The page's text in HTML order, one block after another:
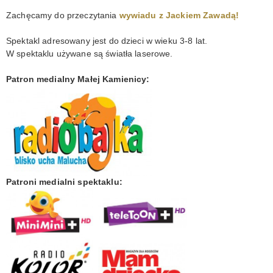
Zachęcamy do przeczytania wywiadu z Jackiem Zawadą!
Spektakl adresowany jest do dzieci w wieku 3-8 lat.
W spektaklu używane są światła laserowe.
Patron medialny Małej Kamienicy:
Patroni medialni spektaklu: